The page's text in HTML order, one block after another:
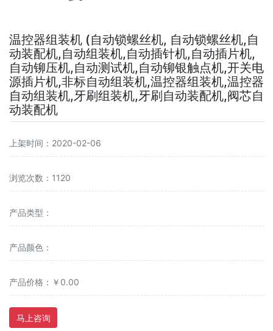
温控器组装机 (自动锁螺丝机, 自动锁螺丝机,自
动装配机,自动组装机,自动插针机,自动插片机,
自动铆压机,自动测试机,自动铆银触点机,开关电
源插片机,非标自动组装机,温控器组装机,温控器
自动组装机,牙刷组装机,牙刷自动装配机,阀芯自
动装配机
上架时间：2020-02-06
浏览次数：1120
产品类型：
产品颜色：
产品价格：￥0.00
马上咨询